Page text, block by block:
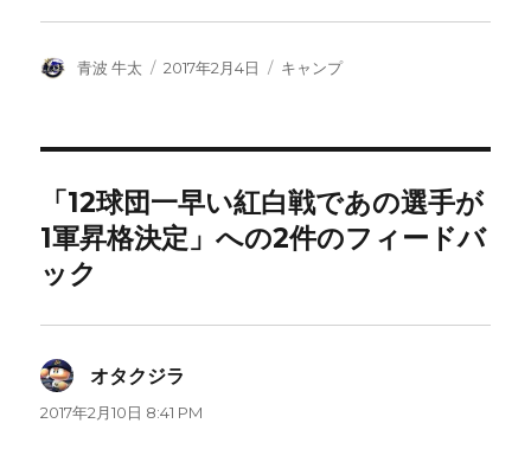
投
青波 牛太
投
2017年2月4日
カ
キャンプ
「12球団一早い紅白戦であの選手が
1軍昇格決定」への2件のフィードバ
ック
オタクジラ
り:
2017年2月10日 8:41 PM